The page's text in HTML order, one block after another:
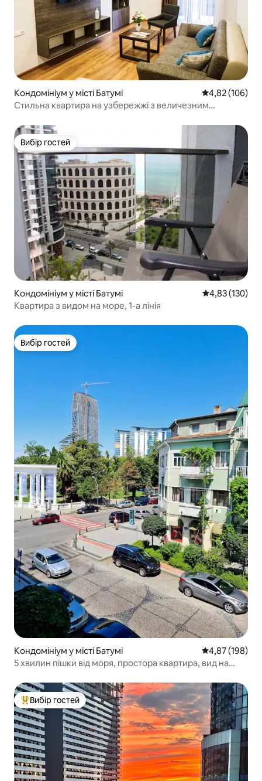
Кондомініум у місті Батумі Середня
4,82 (106)
Стильна квартира на узбережжі з величезним
Вибір гостей
Вибір гостей
Кондомініум у місті Батумі Середня
4,83 (130)
Квартира з видом на море, 1-а лінія
Вибір гостей
Вибір гостей
Кондомініум у місті Батумі Середня
4,87 (198)
5 хвилин пішки від моря, простора квартира, вид на
Топ вибір гостей
Вибір гостей